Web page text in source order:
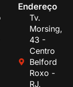
Endereço
Tv.
Morsing,
43 -
Centro
Belford
Roxo -
RJ,